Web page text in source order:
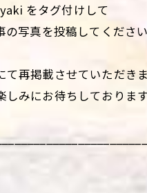
をタグ付けして
の写真を投稿してくださ
て再掲載させていただき
しみにお待ちしておりま